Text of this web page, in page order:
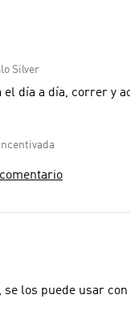
Silver
día a día, correr y
se los puede usar